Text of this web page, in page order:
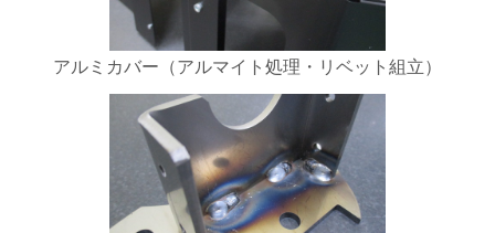
アルミカバー（アルマイト処理・リベット組立）